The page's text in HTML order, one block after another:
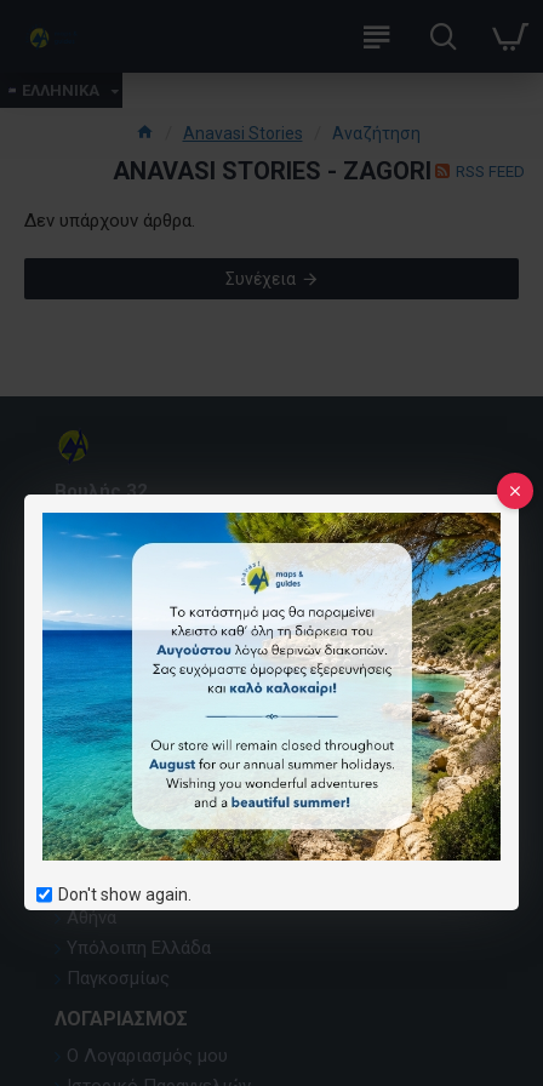
Don't show again.
ΕΛΛΗΝΙΚΑ
Anavasi Stories Αναζήτηση
ANAVASI STORIES - ZAGORI RSS FEED
Δεν υπάρχουν άρθρα.
Συνέχεια
Βουλής 32
10557 Αθήνα, Ελλάδα
ΑΝΆΒΑΣΗ
Ποιοι Είμαστε
Επικοινωνία
Χάρτης Ιστοσελίδας
Εντοπισμός χαρτών
Κατάλογος εκδόσεων
Όροι Αγορών
Καριέρα
Αθήνα
Υπόλοιπη Ελλάδα
Παγκοσμίως
ΛΟΓΑΡΙΑΣΜΌΣ
Ο Λογαριασμός μου